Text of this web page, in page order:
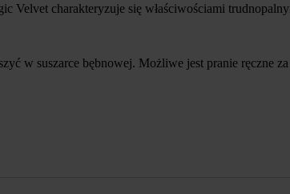
charakteryzuje się właściwościami
w suszarce bębnowej. Możliwe jest pranie ręczne